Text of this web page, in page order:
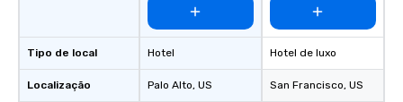
Tipo de local
Localização
Hotel
Palo Alto, US
Hotel de luxo
San Francisco, US